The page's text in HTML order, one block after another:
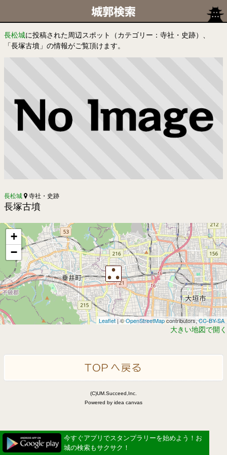
長松城に投稿された周辺スポット（カテゴリー：寺社・史跡）、
「長塚古墳」の情報がご覧頂けます。
長松城 寺社・史跡
長塚古墳
+
−
Leaflet | ©OpenStreetMapcontributors,CC-BY-SA
大きい地図で開く
(C)UM.Succeed,Inc.
Powered by idea canvas
今すぐアプリでスタンプラリーを始めよう！お
城の検索もサクサク！